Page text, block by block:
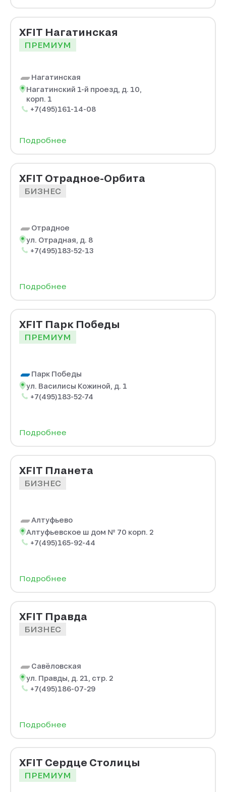
XFIT Нагатинская
ПРЕМИУМ
Нагатинская
Нагатинский 1-й проезд, д. 10,
корп. 1
+7(495)161-14-08
Подробнее
XFIT Отрадное-Орбита
БИЗНЕС
Отрадное
ул. Отрадная, д. 8
+7(495)183-52-13
Подробнее
XFIT Парк Победы
ПРЕМИУМ
Парк Победы
ул. Василисы Кожиной, д. 1
+7(495)183-52-74
Подробнее
XFIT Планета
БИЗНЕС
Алтуфьево
Алтуфьевское ш дом № 70 корп. 2
+7(495)165-92-44
Подробнее
XFIT Правда
БИЗНЕС
Савёловская
ул. Правды, д. 21, стр. 2
+7(495)186-07-29
Подробнее
XFIT Сердце Столицы
ПРЕМИУМ